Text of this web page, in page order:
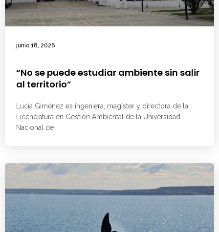
junio 18, 2026
“No se puede estudiar ambiente sin salir
al territorio”
Lucía Giménez es ingeniera, magíster y directora de la
Licenciatura en Gestión Ambiental de la Universidad
Nacional de